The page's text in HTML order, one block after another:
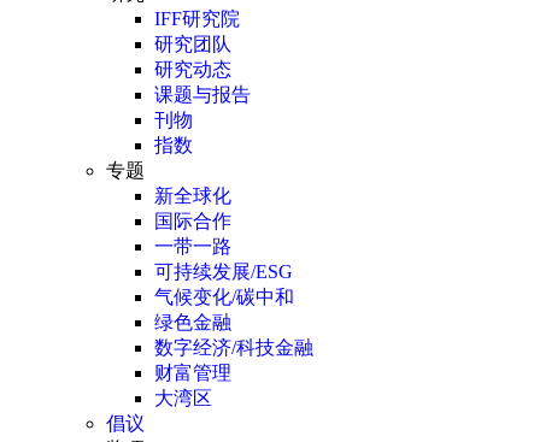
IFF研究院
研究团队
研究动态
课题与报告
刊物
指数
专题
新全球化
国际合作
一带一路
可持续发展/ESG
气候变化/碳中和
绿色金融
数字经济/科技金融
财富管理
大湾区
倡议